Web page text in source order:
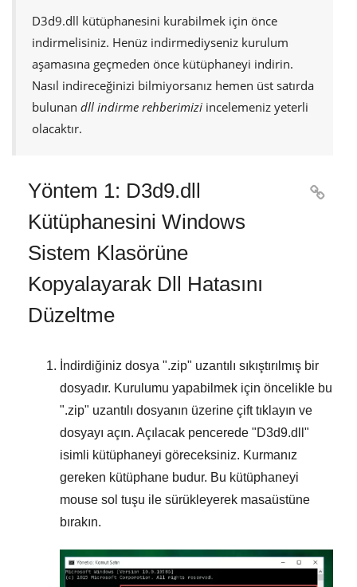
D3d9.dll kütüphanesini kurabilmek için önce
indirmelisiniz. Henüz indirmediyseniz kurulum
aşamasına geçmeden önce kütüphaneyi indirin.
Nasıl indireceğinizi bilmiyorsanız hemen üst satırda
bulunan dll indirme rehberimizi incelemeniz yeterli
olacaktır.
Yöntem 1: D3d9.dll
Kütüphanesini Windows
Sistem Klasörüne
Kopyalayarak Dll Hatasını
Düzeltme

İndirdiğiniz dosya ".zip" uzantılı sıkıştırılmış bir
dosyadır. Kurulumu yapabilmek için öncelikle bu
".zip" uzantılı dosyanın üzerine çift tıklayın ve
dosyayı açın. Açılacak pencerede "D3d9.dll "
isimli kütüphaneyi göreceksiniz. Kurmanız
gereken kütüphane budur. Bu kütüphaneyi
mouse sol tuşu ile sürükleyerek masaüstüne
bırakın.